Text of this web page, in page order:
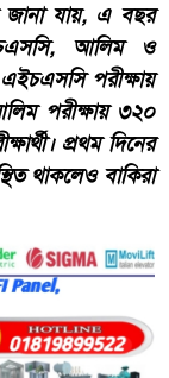
জানা যায়, এ বছর
আলিম ও
পরীক্ষায়
পরীক্ষায় ৩২০
প্রথম দিনের
থাকলেও বাকিরা